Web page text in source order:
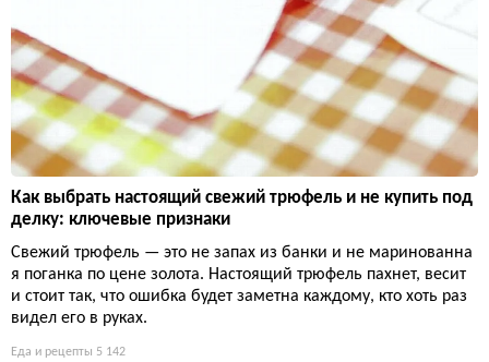
Как выбрать настоящий свежий трюфель и не купить под
делку: ключевые признаки
Свежий трюфель — это не запах из банки и не маринованна
я поганка по цене золота. Настоящий трюфель пахнет, весит
и стоит так, что ошибка будет заметна каждому, кто хоть раз
видел его в руках.
Еда и рецепты 5 142